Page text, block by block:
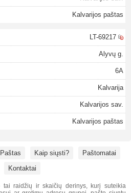
Kalvarijos paštas
LT-69217
Alyvų g.
6A
Kalvarija
Kalvarijos sav.
Kalvarijos paštas
Paštas Kaip siųsti?
Paštomatai
Kontaktai
raidžių ir skaičių derinys, kurį suteikia